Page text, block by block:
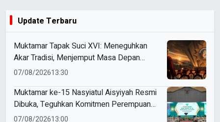
Update Terbaru
Muktamar Tapak Suci XVI: Meneguhkan
Akar Tradisi, Menjemput Masa Depan
Mendunia
07/08/202613:30
Muktamar ke-15 Nasyiatul Aisyiyah Resmi
Dibuka, Teguhkan Komitmen Perempuan
Muda Berkemajuan
07/08/202613:00